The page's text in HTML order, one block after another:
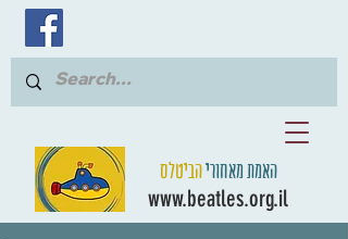
האמת מאחוריהביטלס
www.beatles.org.il